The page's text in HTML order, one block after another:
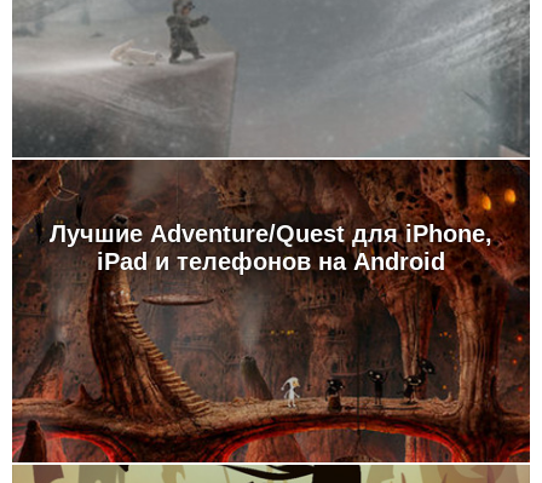
Лучшие Adventure/Quest для iPhone,
iPad и телефонов на Android